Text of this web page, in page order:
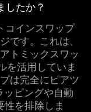
したか？
コインスワップ
です。これは、
トミックスワッ
を活用していま
は完全にピアツ
ピングや自動
を排除しま